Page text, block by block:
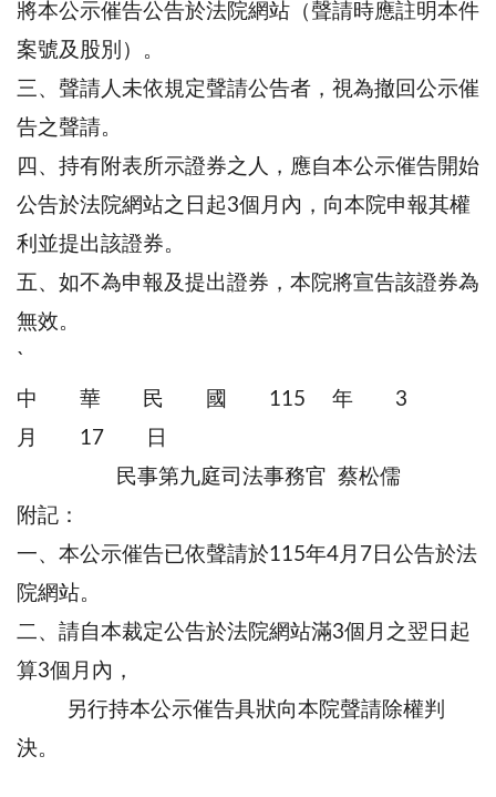
將本公示催告公告於法院網站（聲請時應註明本件
案號及股別）。
三、聲請人未依規定聲請公告者，視為撤回公示催
告之聲請。
四、持有附表所示證券之人，應自本公示催告開始
公告於法院網站之日起3個月內，向本院申報其權
利並提出該證券。
五、如不為申報及提出證券，本院將宣告該證券為
無效。
`
中 華 民 國 115 年 3
月 17 日
民事第九庭司法事務官 蔡松儒
附記：
一、本公示催告已依聲請於115年4月7日公告於法
院網站。
二、請自本裁定公告於法院網站滿3個月之翌日起
算3個月內，
另行持本公示催告具狀向本院聲請除權判
決。